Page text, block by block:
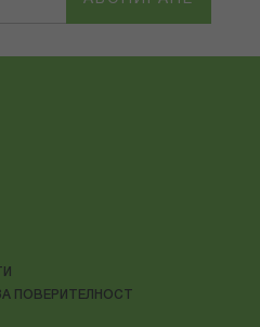
ПОВЕРИТЕЛНОСТ